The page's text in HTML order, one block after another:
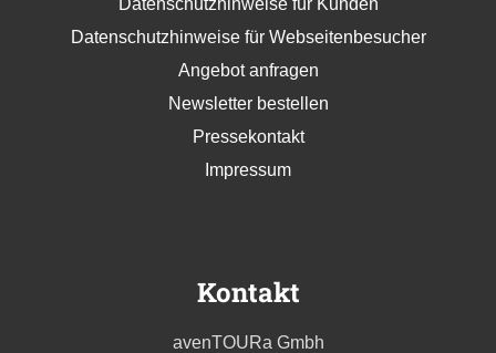
Datenschutzhinweise für Webseitenbesucher
Angebot anfragen
Newsletter bestellen
Pressekontakt
Impressum
Kontakt
avenTOURa Gmbh